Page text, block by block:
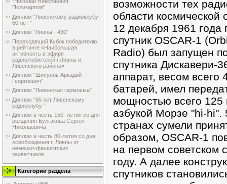
Поликарпов"
Диплом "Ливенскому радиоклубу
60 лет "
Диплом "Ливны - 430"
Переходящий Кубок победителю
в рейтинге «Наибольшая
активность в эфире
радиолюбителей г.Ливны и
Ливенского района»
Диплом "Шипунов Аркадий
Георгиевич"
Диплом "Ливенская гармошка"
Диплом “65 лет Ливенскому
радиоклубу ”
Диплом в честь 150- летия со дня
рождения Булгакова Сергея
Николаевича
Диплом в честь 80-летия со дня
освобождения г. Ливны от
немецко-фашистских
захватчиков.
Категории раздела
возможности тех
области космической
12 декабря 1961
спутник OSCAR-1
Radio) был запущен
спутника Дискавери-
аппарат, весом всего
батарей, имел
мощностью всего
азбукой Морзе "hi-
странах сумели
образом, OSCAR-1
на первом советском
году. А далее
спутников